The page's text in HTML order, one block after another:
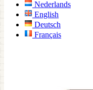
Nederlands
English
Deutsch
Français